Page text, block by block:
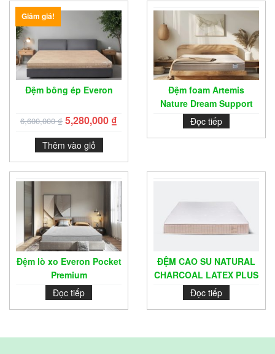
Giảm giá!
Đệm bông ép Everon
6,600,000₫ 5,280,000 ₫
Thêm vào giỏ
Đệm foam Artemis
Nature Dream Support
Đọc tiếp
Đệm lò xo Everon Pocket
Premium
Đọc tiếp
ĐỆM CAO SU NATURAL
CHARCOAL LATEX PLUS
Đọc tiếp